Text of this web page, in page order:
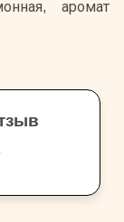
аромат